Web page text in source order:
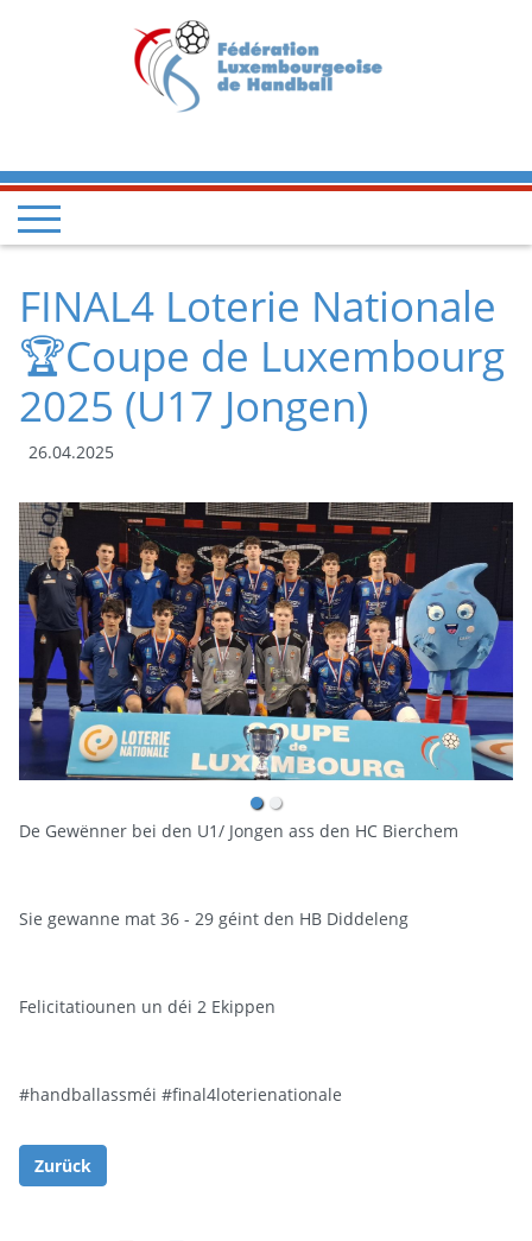
FINAL4 Loterie Nationale
🏆Coupe de Luxembourg
2025 (U17 Jongen)
26.04.2025
De Gewënner bei den U1/ Jongen ass den HC Bierchem
Sie gewanne mat 36 - 29 géint den HB Diddeleng
Felicitatiounen un déi 2 Ekippen
#handballassméi #final4loterienationale
Zurück